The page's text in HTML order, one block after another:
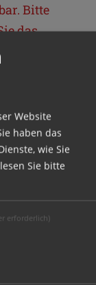
Bitte
das
Website
haben das
wie Sie
Sie bitte
erforderlich)